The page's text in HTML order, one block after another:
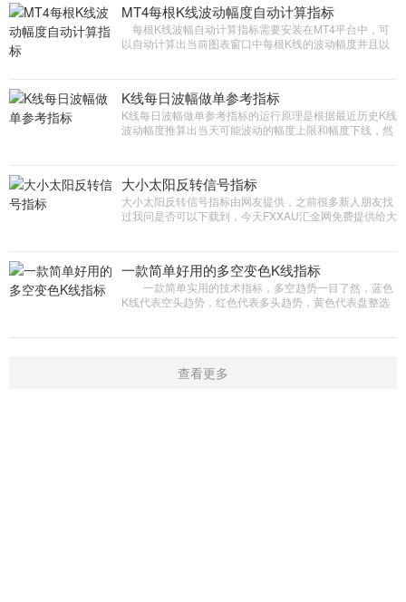
MT4每根K线波动幅度自动计算指标
每根K线波幅自动计算指标需要安装在MT4平台中，可
以自动计算出当前图表窗口中每根K线的波动幅度并且以
K线每日波幅做单参考指标
K线每日波幅做单参考指标的运行原理是根据最近历史K线
波动幅度推算出当天可能波动的幅度上限和幅度下线，然
大小太阳反转信号指标
大小太阳反转信号指标由网友提供，之前很多新人朋友找
过我问是否可以下载到，今天FXXAU汇金网免费提供给大
一款简单好用的多空变色K线指标
一款简单实用的技术指标，多空趋势一目了然，蓝色
K线代表空头趋势，红色代表多头趋势，黄色代表盘整选
查看更多